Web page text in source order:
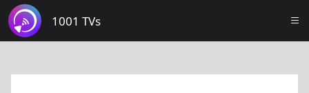
1001 TVs